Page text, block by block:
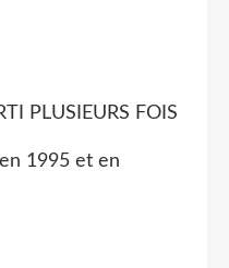
PLUSIEURS FOIS
1995 et en